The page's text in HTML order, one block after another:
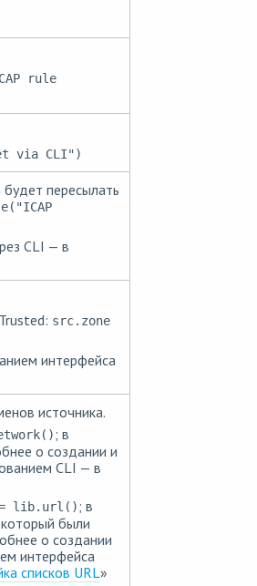
rule
via CLI")
пересылать
CLI — в
src.zone
интерфейса
источника.
; в
о создании и
CLI — в
lib.url(); в
который были
о создании
интерфейса
списков URL»